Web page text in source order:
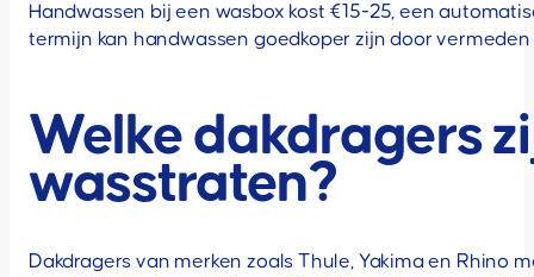
Handwassen bij een wasbox kost €15-25, een
termijn kan handwassen goedkoper zijn door
Welke dakdragers
wasstraten?
Dakdragers van merken zoals Thule, Yakima en